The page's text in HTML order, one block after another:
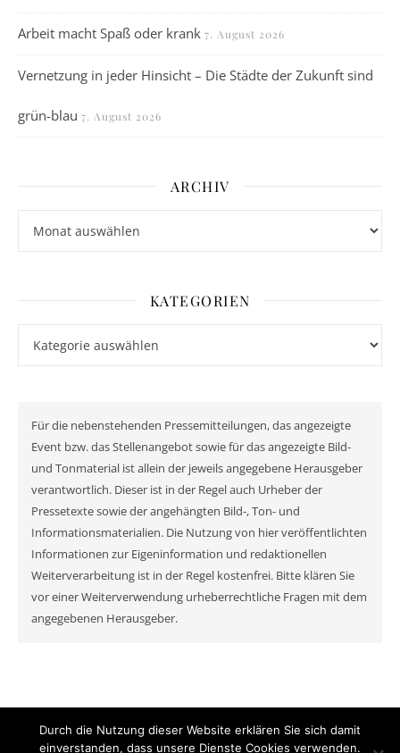
Arbeit macht Spaß oder krank 7. August 2026
Vernetzung in jeder Hinsicht – Die Städte der Zukunft sind
grün-blau 7. August 2026
ARCHIV
KATEGORIEN
Für die nebenstehenden Pressemitteilungen, das angezeigte
Event bzw. das Stellenangebot sowie für das angezeigte Bild-
und Tonmaterial ist allein der jeweils angegebene Herausgeber
verantwortlich. Dieser ist in der Regel auch Urheber der
Pressetexte sowie der angehängten Bild-, Ton- und
Informationsmaterialien. Die Nutzung von hier veröffentlichten
Informationen zur Eigeninformation und redaktionellen
Weiterverarbeitung ist in der Regel kostenfrei. Bitte klären Sie
vor einer Weiterverwendung urheberrechtliche Fragen mit dem
angegebenen Herausgeber.
© MyNewsChannel 2026
Durch die Nutzung dieser Website erklären Sie sich damit
einverstanden, dass unsere Dienste Cookies verwenden.